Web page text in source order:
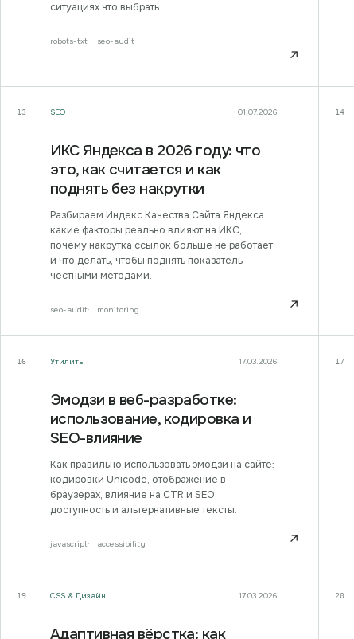
ситуациях что выбрать.
robots-txt seo-audit
↗
13 SEO 01.07.2026
ИКС Яндекса в 2026 году: что
это, как считается и как
поднять без накрутки
Разбираем Индекс Качества Сайта Яндекса:
какие факторы реально влияют на ИКС,
почему накрутка ссылок больше не работает
и что делать, чтобы поднять показатель
честными методами.
seo-audit monitoring ↗
14
16 Утилиты 17.03.2026
Эмодзи в веб-разработке:
использование, кодировка и
SEO-влияние
Как правильно использовать эмодзи на сайте:
кодировки Unicode, отображение в
браузерах, влияние на CTR и SEO,
доступность и альтернативные тексты.
javascript accessibility ↗
17
19 CSS & Дизайн 17.03.2026
Адаптивная вёрстка: как
20